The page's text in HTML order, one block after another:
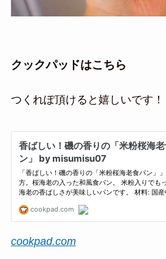
クックパッドはこちら
つくれぽ頂けると嬉しいです！
cookpad.com